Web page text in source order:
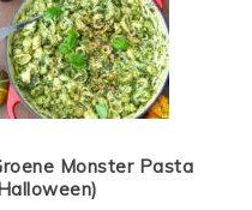
Monster Pasta